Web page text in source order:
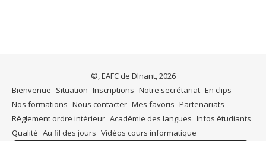
©, EAFC de DInant, 2026
Bienvenue Situation Inscriptions Notre secrétariat En clips
Nos formations Nous contacter Mes favoris Partenariats
Règlement ordre intérieur Académie des langues Infos étudiants
Qualité Au fil des jours Vidéos cours informatique